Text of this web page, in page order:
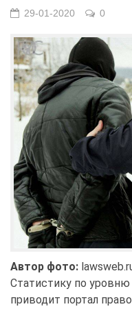
Среди
29-01-2020 0
Автор фото:
Статистику по уровню
приводит портал